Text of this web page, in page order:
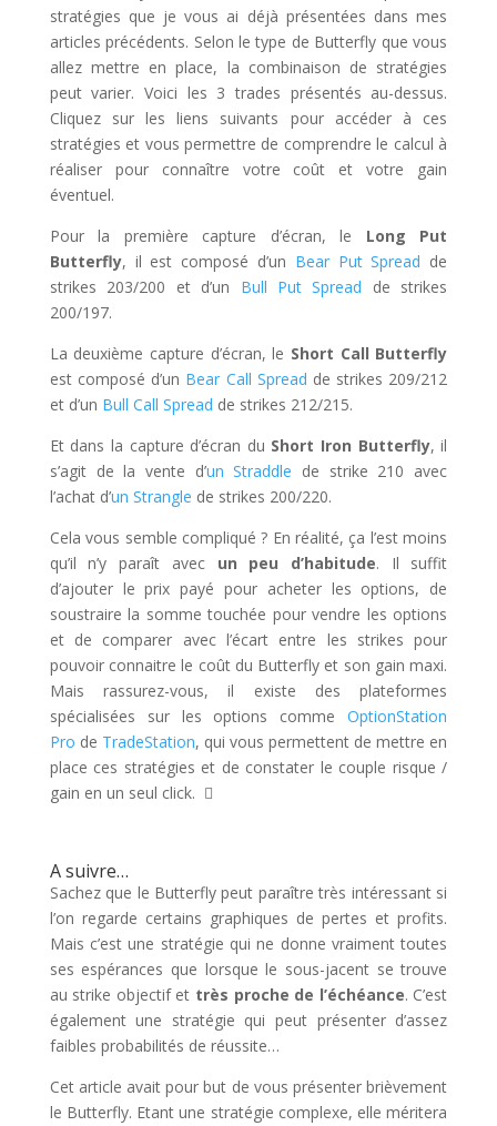
stratégies que je vous ai déjà présentées dans mes
articles précédents. Selon le type de Butterfly que vous
allez mettre en place, la combinaison de stratégies
peut varier. Voici les 3 trades présentés au-dessus.
Cliquez sur les liens suivants pour accéder à ces
stratégies et vous permettre de comprendre le calcul à
réaliser pour connaître votre coût et votre gain
éventuel.
Pour la première capture d’écran, le Long Put
Butterfly, il est composé d’un Bear Put Spread de
strikes 203/200 et d’un Bull Put Spread de strikes
200/197.
La deuxième capture d’écran, le Short Call Butterfly
est composé d’un Bear Call Spread de strikes 209/212
et d’un Bull Call Spread de strikes 212/215.
Et dans la capture d’écran du Short Iron Butterfly, il
s’agit de la vente d’un Straddle de strike 210 avec
l’achat d’un Strangle de strikes 200/220.
Cela vous semble compliqué ? En réalité, ça l’est moins
qu’il n’y paraît avec un peu d’habitude. Il suffit
d’ajouter le prix payé pour acheter les options, de
soustraire la somme touchée pour vendre les options
et de comparer avec l’écart entre les strikes pour
pouvoir connaitre le coût du Butterfly et son gain maxi.
Mais rassurez-vous, il existe des plateformes
spécialisées sur les options commeOptionStation
Pro de TradeStation, qui vous permettent de mettre en
place ces stratégies et de constater le couple risque /
gain en un seul click. 
A suivre…
Sachez que le Butterfly peut paraître très intéressant si
l’on regarde certains graphiques de pertes et profits.
Mais c’est une stratégie qui ne donne vraiment toutes
ses espérances que lorsque le sous-jacent se trouve
au strike objectif et très proche de l’échéance. C’est
également une stratégie qui peut présenter d’assez
faibles probabilités de réussite…
Cet article avait pour but de vous présenter brièvement
le Butterfly. Etant une stratégie complexe, elle méritera